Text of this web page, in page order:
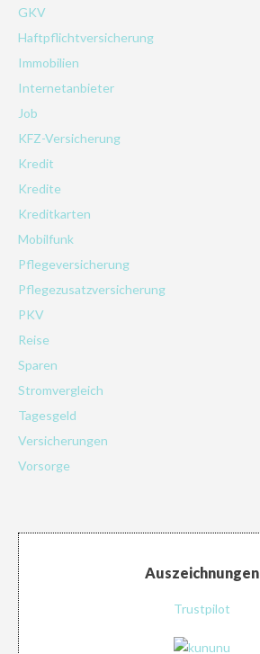
GKV
Haftpflichtversicherung
Immobilien
Internetanbieter
Job
KFZ-Versicherung
Kredit
Kredite
Kreditkarten
Mobilfunk
Pflegeversicherung
Pflegezusatzversicherung
PKV
Reise
Sparen
Stromvergleich
Tagesgeld
Versicherungen
Vorsorge
Auszeichnungen
Trustpilot